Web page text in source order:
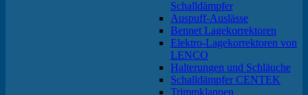
Schalldämpfer
Auspuff-Auslässe
Bennet Lagekorrektoren
Elektro-Lagekorrektoren von
LENCO
Halterungen und Schläuche
Schalldämpfer CENTEK
Trimmklappen